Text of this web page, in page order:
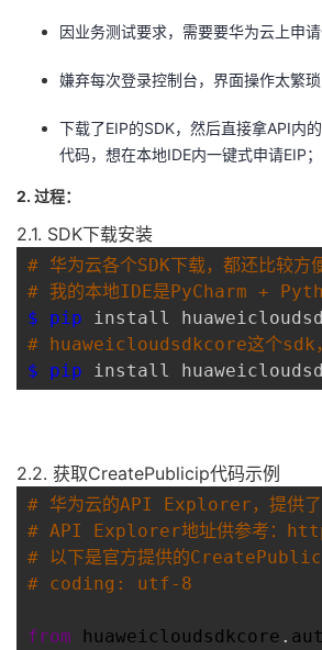
页
开
我
的
博
客
我
的
论
我
的
子
我
直
播
的
活
动
我
的
关
的
开
者
学
堂
课
程
的
认
证
我
的
实
我
的
我
的
Programs
我
支
持
我
的
术
支
持
我
云
声
建
因业务测试要求，需要要华为云上申请
嫌弃每次登录控制台，界面操作太繁琐
下载了EIP的SDK，然后直接拿API内
代码，想在本地IDE内一键式申请EIP；
2. 过程：
2.1. SDK下载安装
# 华为云各个SDK下载，都还比较方
# 我的本地IDE是PyCharm +
$ pip install
# huaweicloudsdkcore这个sdk，
$ pip install
2.2. 获取CreatePublicip代码示例
# 华为云的API Explorer，提供了
# API Explorer地址供参考
# 以下是官方提供的
# coding: utf-8
from huaweicloudsdkcore .